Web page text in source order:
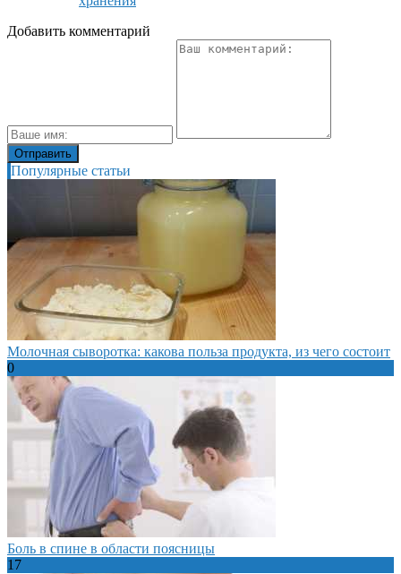
Добавить комментарий
Популярные статьи
Молочная сыворотка: какова польза продукта, из чего состоит
0
Боль в спине в области поясницы
17